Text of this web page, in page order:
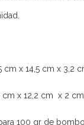
cm x 14,5 cm x 3,2
cm x 12,2 cm x 2
100 gr de